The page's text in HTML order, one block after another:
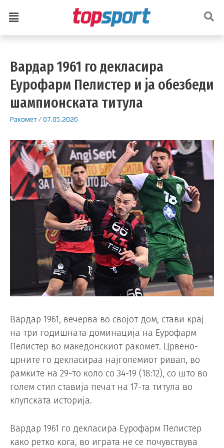
Вардар 1961 го декласира
Еурофарм Пелистер и ја обезбеди
шампионската титула
Ракомет/07.05.2026
Вардар 1961, вечерва во својот дом, стави крај
на три годишната доминација на Еурофарм
Пелистер во македонскиот ракомет. Црвено-
црните го декласираа најголемиот ривал, во
рамките на 29-то коло со 34-19 (18:12), со што во
голем стил ставија печат на 17-та титула во
клупската историја.
Вардар 1961 го декласира Еурофарм Пелистер
како ретко кога, во играта не се почувствува